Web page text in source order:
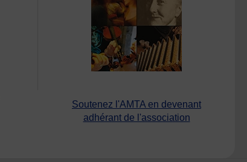
Soutenez l'AMTA en devenant
adhérant de l'association